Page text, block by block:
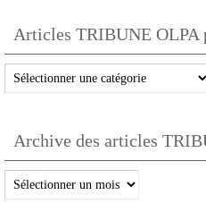
Articles TRIBUNE OLPA
Articles
TRIBUNE
par
catégories
Archive des articles
Archive
des